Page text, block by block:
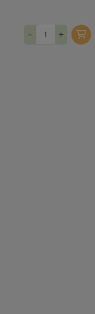
- +